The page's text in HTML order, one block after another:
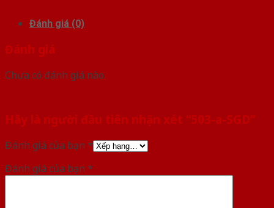
Đánh giá (0)
Đánh giá
Chưa có đánh giá nào.
Hãy là người đầu tiên nhận xét “503-a-SGD”
Đánh giá của bạn *
Đánh giá của bạn *